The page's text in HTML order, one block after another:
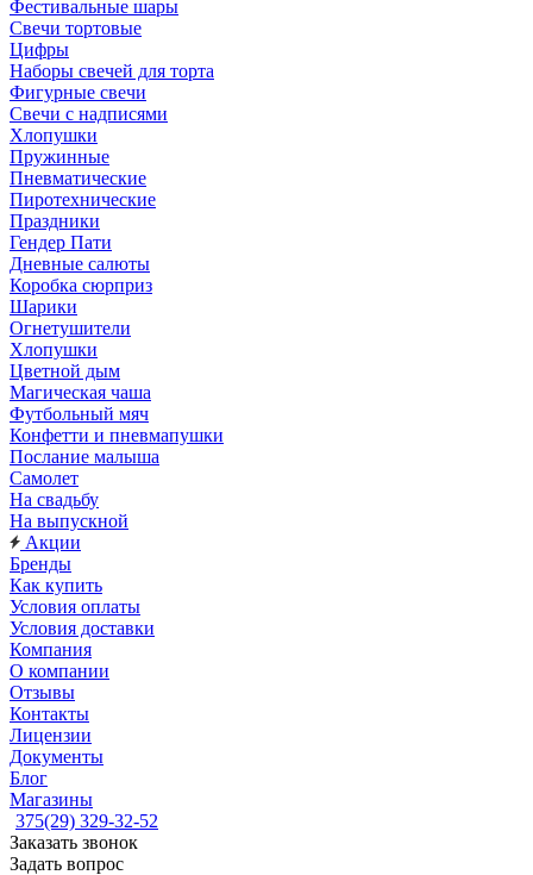
Фестивальные шары
Свечи тортовые
Цифры
Наборы свечей для торта
Фигурные свечи
Свечи с надписями
Хлопушки
Пружинные
Пневматические
Пиротехнические
Праздники
Гендер Пати
Дневные салюты
Коробка сюрприз
Шарики
Огнетушители
Хлопушки
Цветной дым
Магическая чаша
Футбольный мяч
Конфетти и пневмапушки
Послание малыша
Самолет
На свадьбу
На выпускной
Акции
Бренды
Как купить
Условия оплаты
Условия доставки
Компания
О компании
Отзывы
Контакты
Лицензии
Документы
Блог
Магазины
375(29) 329-32-52
Заказать звонок
Задать вопрос